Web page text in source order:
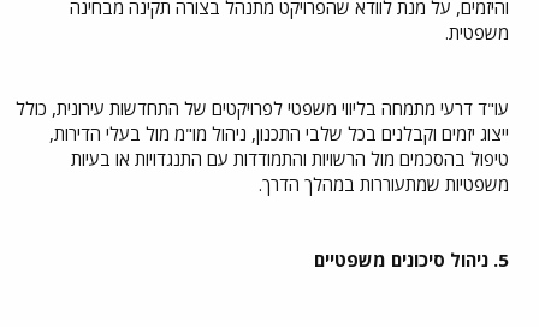
והיזמים, על מנת לוודא שהפרויקט מתנהל בצורה תקינה מבחינה
משפטית.
עו"ד דרעי מתמחה בליווי משפטי לפרויקטים של התחדשות עירונית, כולל
ייצוג יזמים וקבלנים בכל שלבי התכנון, ניהול מו"מ מול בעלי הדירות,
טיפול בהסכמים מול הרשויות והתמודדות עם התנגדויות או בעיות
משפטיות שמתעוררות במהלך הדרך.
5. ניהול סיכונים משפטיים